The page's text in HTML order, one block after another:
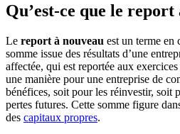
Qu’est-ce que le report
Le report à nouveau est un terme en
somme issue des résultats d’une
affectée, qui est reportée aux
une manière pour une entreprise de
bénéfices, soit pour les réinvestir, soit
pertes futures. Cette somme figure
des capitaux propres.